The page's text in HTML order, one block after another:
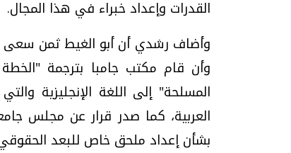
القدرات وإعداد خبراء في هذا المجال.
وأضاف رشدي أن أبو الغيط ثمن سعى
وأن قام مكتب جامبا بترجمة
المسلحة" إلى اللغة الإنجليزية
بشأن إعداد ملحق خاص للبعد